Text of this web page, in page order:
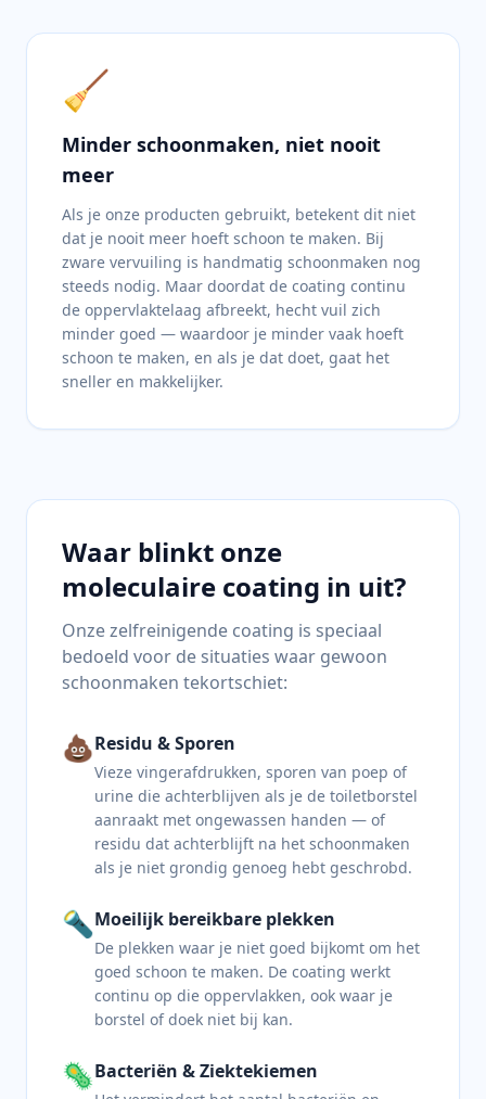
🧹
Minder schoonmaken, niet nooit
meer
Als je onze producten gebruikt, betekent dit niet
dat je nooit meer hoeft schoon te maken. Bij
zware vervuiling is handmatig schoonmaken nog
steeds nodig. Maar doordat de coating continu
de oppervlaktelaag afbreekt, hecht vuil zich
minder goed — waardoor je minder vaak hoeft
schoon te maken, en als je dat doet, gaat het
sneller en makkelijker.
Waar blinkt onze
moleculaire coating in uit?
Onze zelfreinigende coating is speciaal
bedoeld voor de situaties waar gewoon
schoonmaken tekortschiet:
💩Residu & Sporen
Vieze vingerafdrukken, sporen van poep of
urine die achterblijven als je de toiletborstel
aanraakt met ongewassen handen — of
residu dat achterblijft na het schoonmaken
als je niet grondig genoeg hebt geschrobd.
🔦Moeilijk bereikbare plekken
De plekken waar je niet goed bijkomt om het
goed schoon te maken. De coating werkt
continu op die oppervlakken, ook waar je
borstel of doek niet bij kan.
🦠Bacteriën & Ziektekiemen